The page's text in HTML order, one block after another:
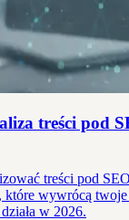
treści pod
treści pod
wywrócą twoje
w 2026.